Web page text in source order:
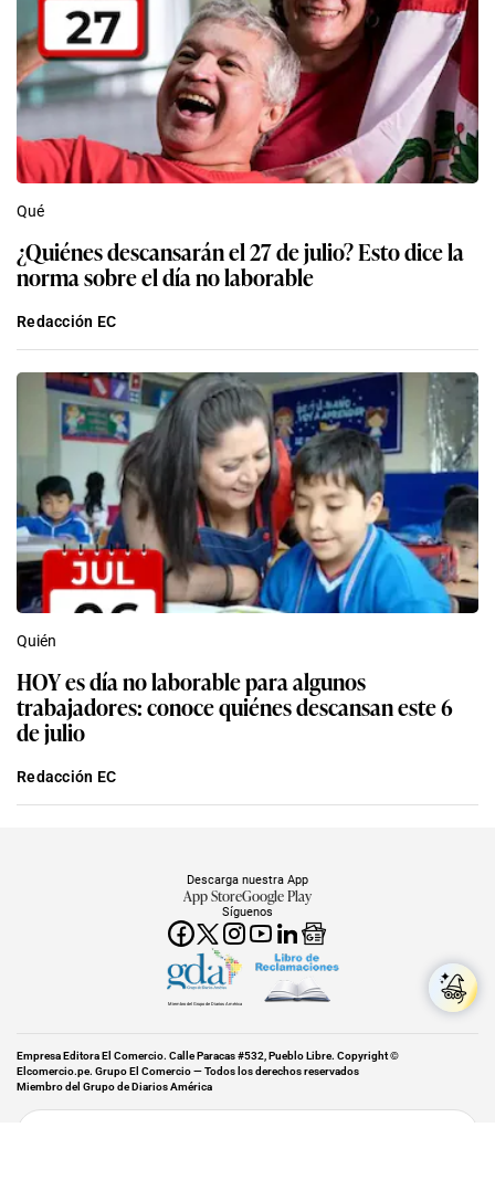
Qué
¿Quiénes descansarán el 27 de julio? Esto dice la
norma sobre el día no laborable
Redacción EC
Quién
HOY es día no laborable para algunos
trabajadores: conoce quiénes descansan este 6
de julio
Redacción EC
Síguenos
Descarga nuestra App
App StoreGoogle Play
Miembro del Grupo de Diarios América
Empresa Editora El Comercio. Calle Paracas #532, Pueblo Libre. Copyright ©
Elcomercio.pe. Grupo El Comercio — Todos los derechos reservados
Miembro del Grupo de Diarios América